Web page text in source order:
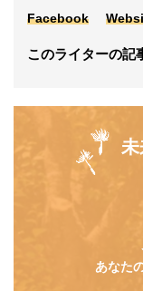
Facebook
このライターの記
あなた